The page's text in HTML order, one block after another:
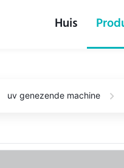
Huis
uv genezende machine